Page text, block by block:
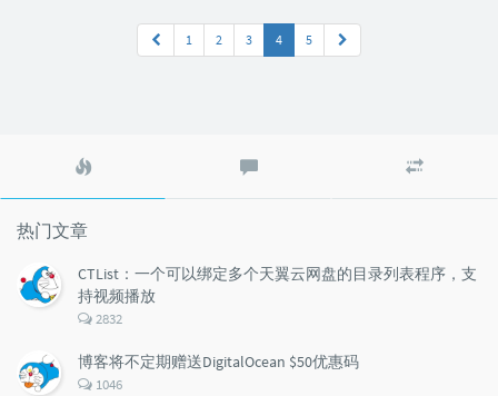
1 2 3 4 5
文
评
文
热门文章
CTList：一个可以绑定多个天翼云网盘的目录列表程序，支
持视频播放
评
数：
2832
博客将不定期赠送DigitalOcean $50优惠码
评
1046